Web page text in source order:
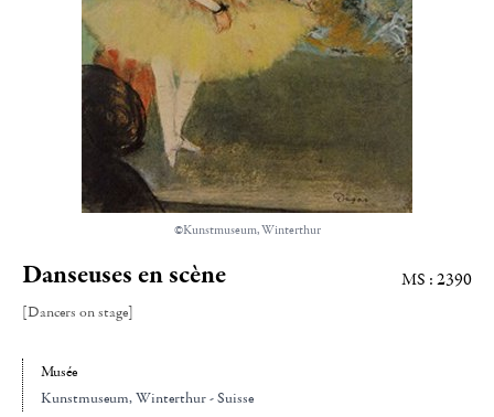
©Kunstmuseum, Winterthur
Danseuses en scène
[Dancers on stage]
MS : 2390
Musée
Kunstmuseum, Winterthur - Suisse